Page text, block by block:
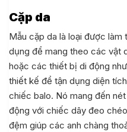
Cặp da
Mẫu cặp da là loại được
dụng để mang theo các vật
hoặc các thiết bị di động
thiết kế để tận dụng diện
chiếc balo. Nó mang đến
động với chiếc dây đeo
đệm giúp các anh chàng